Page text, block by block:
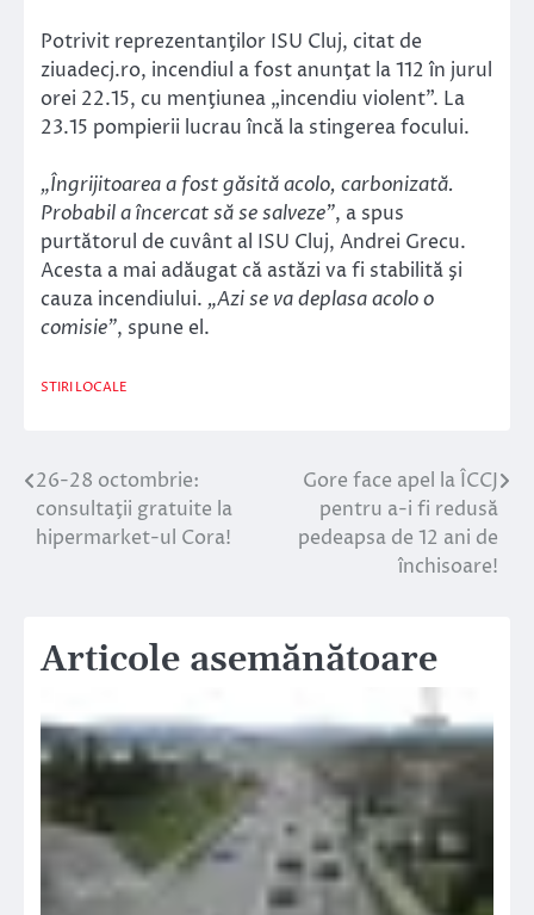
Potrivit reprezentanţilor ISU Cluj, citat de
ziuadecj.ro, incendiul a fost anunţat la 112 în jurul
orei 22.15, cu menţiunea „incendiu violent”. La
23.15 pompierii lucrau încă la stingerea focului.
„Îngrijitoarea a fost găsită acolo, carbonizată.
Probabil a încercat să se salveze”, a spus
purtătorul de cuvânt al ISU Cluj, Andrei Grecu.
Acesta a mai adăugat că astăzi va fi stabilită şi
cauza incendiului. „Azi se va deplasa acolo o
comisie”, spune el.
STIRI LOCALE
Navigare
în
26-28 octombrie:
consultaţii gratuite la
hipermarket-ul Cora!
Gore face apel la ÎCCJ
pentru a-i fi redusă
pedeapsa de 12 ani de
închisoare!
Articole asemănătoare